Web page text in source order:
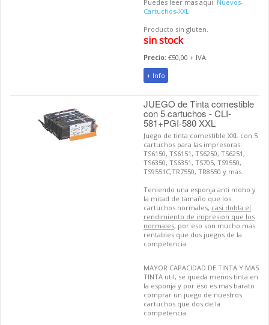
Puedes leer mas aqui: Nuevos-
Cartuchos-XXL
Producto sin gluten.
sin stock
Precio: €50,00 + IVA.
+ Info
JUEGO de Tinta comestible
con 5 cartuchos - CLI-
581+PGI-580 XXL
Juego de tinta comestible XXL con 5
cartuchos para las impresoras:
TS6150, TS6151, TS6250, TS6251,
TS6350, TS6351, TS705, TS9550,
TS9551C,TR7550, TR8550 y mas.
Teniendo una esponja anti moho y
la mitad de tamaño que los
cartuchos normales, casi dobla el
rendimiento de impresion que los
normales, por eso son mucho mas
rentables que dos juegos de la
competencia.
MAYOR CAPACIDAD DE TINTA Y MAS
TINTA util, se queda menos tinta en
la esponja y por eso es mas barato
comprar un juego de nuestros
cartuchos que dos de la
competencia.